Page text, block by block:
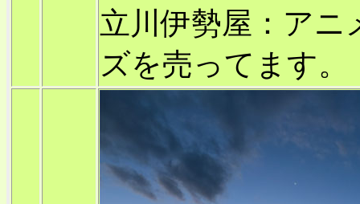
立川伊勢屋：ア
ズを売ってます。